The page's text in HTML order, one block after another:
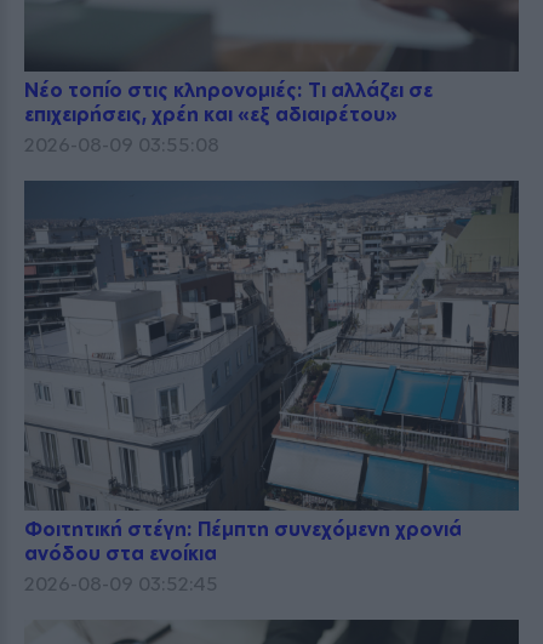
Νέο τοπίο στις κληρονομιές: Τι αλλάζει σε
επιχειρήσεις, χρέη και «εξ αδιαιρέτου»
2026-08-09 03:55:08
Φοιτητική στέγη: Πέμπτη συνεχόμενη χρονιά
ανόδου στα ενοίκια
2026-08-09 03:52:45